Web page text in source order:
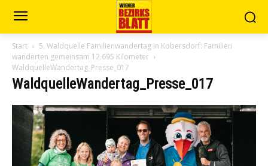
Start
5. Waldquelle Familienwandertag in Kobersdorf: Familien
wanderten gemeinsam 12.695 Kilometer
WaldquelleWandertag_Presse_017
WaldquelleWandertag_Presse_017